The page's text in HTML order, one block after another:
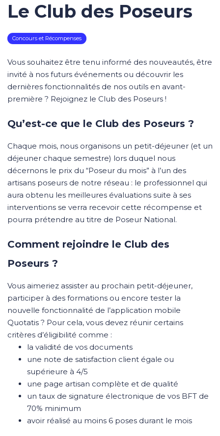
Le Club des Poseurs
Concours et Récompenses
Vous souhaitez être tenu informé des nouveautés, être
invité à nos futurs événements ou découvrir les
dernières fonctionnalités de nos outils en avant-
première ? Rejoignez le Club des Poseurs !
Qu’est-ce que le Club des Poseurs ?
Chaque mois, nous organisons un petit-déjeuner (et un
déjeuner chaque semestre) lors duquel nous
décernons le prix du “Poseur du mois” à l’un des
artisans poseurs de notre réseau : le professionnel qui
aura obtenu les meilleures évaluations suite à ses
interventions se verra recevoir cette récompense et
pourra prétendre au titre de Poseur National.
Comment rejoindre le Club des
Poseurs ?
Vous aimeriez assister au prochain petit-déjeuner,
participer à des formations ou encore tester la
nouvelle fonctionnalité de l’application mobile
Quotatis ? Pour cela, vous devez réunir certains
critères d’éligibilité comme :
la validité de vos documents
une note de satisfaction client égale ou
supérieure à 4/5
une page artisan complète et de qualité
un taux de signature électronique de vos BFT de
70% minimum
avoir réalisé au moins 6 poses durant le mois